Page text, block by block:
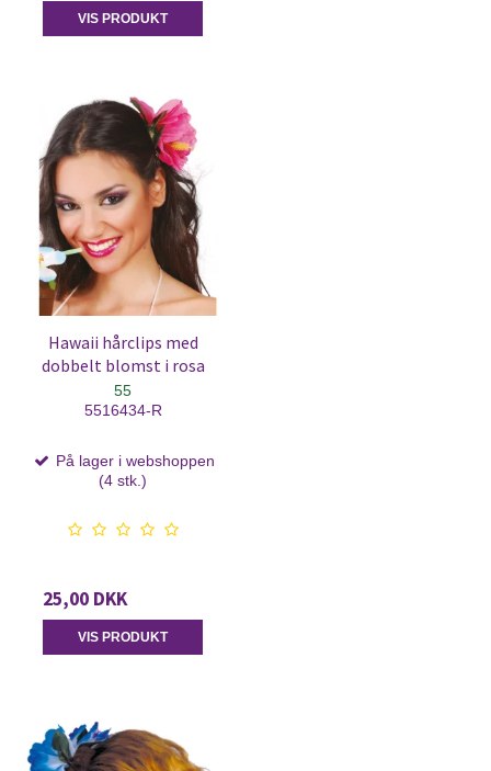
VIS PRODUKT
Hawaii hårclips med
dobbelt blomst i rosa
55
5516434-R
På lager i webshoppen
(4 stk.)
25,00 DKK
VIS PRODUKT